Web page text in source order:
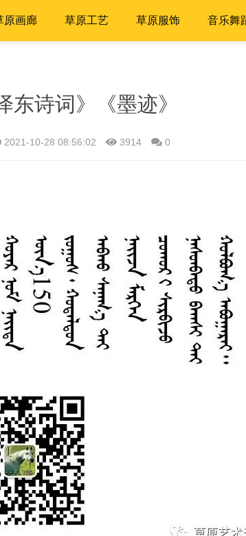
原画廊 草原工艺 草原服饰 音乐舞
东诗词》《墨迹》
2021-10-28 08:56:02 3914 0